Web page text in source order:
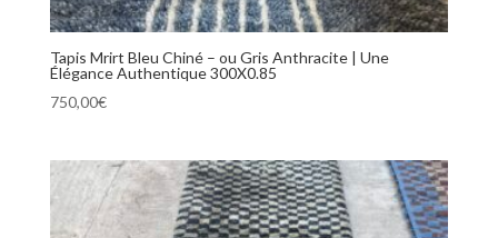
Tapis Mrirt Bleu Chiné – ou Gris Anthracite | Une
Élégance Authentique 300X0.85
750,00€